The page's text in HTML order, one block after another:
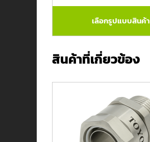
เลือกรูปแบบสินค้า
สินค้าที่เกี่ยวข้อง